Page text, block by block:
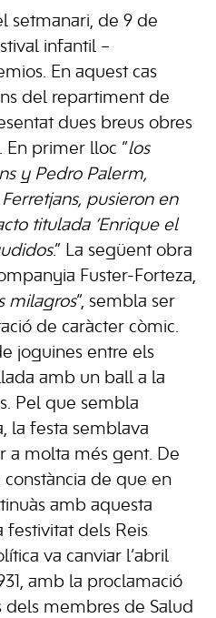
setmanari, de 9 de
infantil –
En aquest cas
del repartiment de
dues breus obres
En primer lloc “los
y Pedro Palerm,
pusieron en
titulada ‘Enrique el
.” La següent obra
Fuster-Forteza,
milagros“, sembla ser
de caràcter còmic.
joguines entre els
amb un ball a la
Pel que sembla
la festa semblava
a molta més gent. De
de que en
amb aquesta
festivitat dels Reis
va canviar l’abril
amb la proclamació
membres de Salud